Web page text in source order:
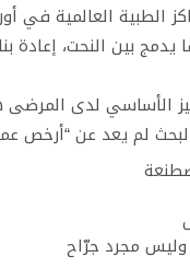
الطبية العالمية في
يدمج بين النحت،
الأساسي لدى المرضى
لم يعد عن “أرخص
مجرد جرّاح